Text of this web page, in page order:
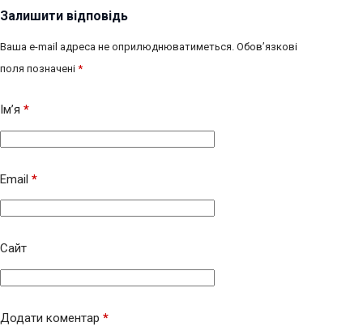
Залишити відповідь
Ваша e-mail адреса не оприлюднюватиметься. Обов’язкові
поля позначені *
Ім’я *
Email *
Сайт
Додати коментар *